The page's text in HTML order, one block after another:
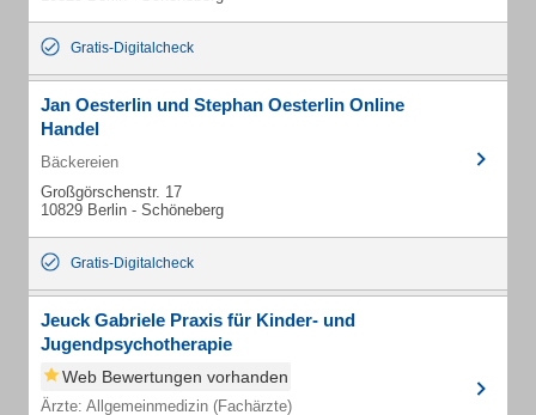
Gratis-Digitalcheck
Jan Oesterlin und Stephan Oesterlin Online
Handel
Bäckereien
Großgörschenstr. 17
10829 Berlin - Schöneberg
Gratis-Digitalcheck
Jeuck Gabriele Praxis für Kinder- und
Jugendpsychotherapie
Web Bewertungen vorhanden
Ärzte: Allgemeinmedizin (Fachärzte)